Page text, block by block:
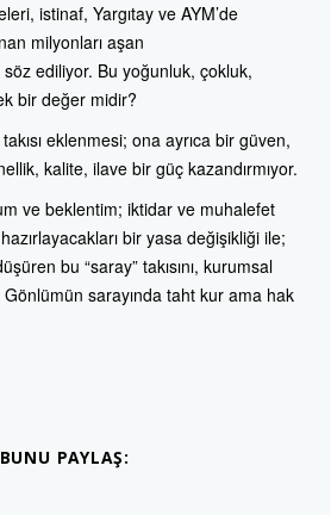
istinaf, Yargıtay ve AYM’de
milyonları aşan
ediliyor. Bu yoğunluk, çokluk,
bir değer midir?
eklenmesi; ona ayrıca bir güven,
kalite, ilave bir güç kazandırmıyor.
ve beklentim; iktidar ve muhalefet
bir yasa değişikliği ile;
bu “saray” takısını, kurumsal
Gönlümün sarayında taht kur ama hak
BUNU PAYLAŞ: